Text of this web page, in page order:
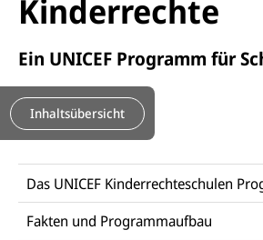
Kinderrechte
Ein UNICEF Programm für
Inhaltsübersicht
Das UNICEF Kinderrechteschulen
Fakten und Programmaufbau